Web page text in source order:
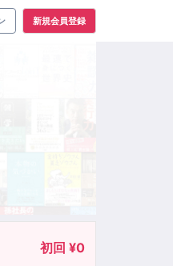
新規会員登録
初回 ¥0